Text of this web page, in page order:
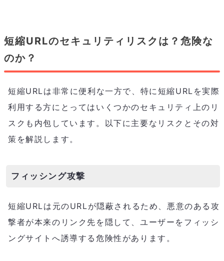
短縮URLのセキュリティリスクは？危険な
のか？
短縮URLは非常に便利な一方で、特に短縮URLを実際
利用する方にとってはいくつかのセキュリティ上のリ
スクも内包しています。以下に主要なリスクとその対
策を解説します。
フィッシング攻撃
短縮URLは元のURLが隠蔽されるため、悪意のある攻
撃者が本来のリンク先を隠して、ユーザーをフィッシ
ングサイトへ誘導する危険性があります。